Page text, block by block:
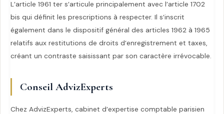
L’article 1961 ter s’articule principalement avec l’article 1702
bis qui définit les prescriptions à respecter. Il s’inscrit
également dans le dispositif général des articles 1962 à 1965
relatifs aux restitutions de droits d’enregistrement et taxes,
créant un contraste saisissant par son caractère irrévocable.
Conseil AdvizExperts
Chez AdvizExperts, cabinet d’expertise comptable parisien